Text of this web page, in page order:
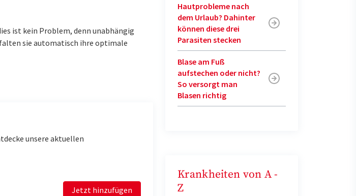
ist kein Problem, denn unabhängig
sie automatisch ihre optimale
unsere aktuellen
Jetzt hinzufügen
Hautprobleme nach
dem Urlaub? Dahinter
können diese drei
Parasiten stecken
Blase am Fuß
aufstechen oder nicht?
So versorgt man
Blasen richtig
Krankheiten von A -
Z